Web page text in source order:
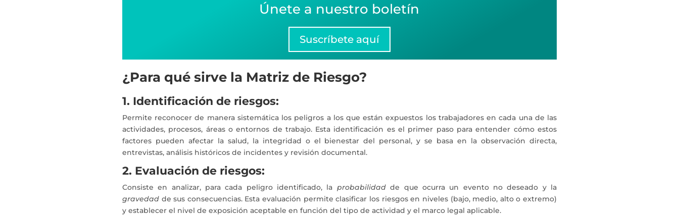
Únete a nuestro boletín
Suscríbete aquí
¿Para qué sirve la Matriz de Riesgo?
1. Identificación de riesgos:
Permite reconocer de manera sistemática los peligros a los que están expuestos los trabajadores en cada una de las
actividades, procesos, áreas o entornos de trabajo. Esta identificación es el primer paso para entender cómo estos
factores pueden afectar la salud, la integridad o el bienestar del personal, y se basa en la observación directa,
entrevistas, análisis históricos de incidentes y revisión documental.
2. Evaluación de riesgos:
Consiste en analizar, para cada peligro identificado, la probabilidadde que ocurra un evento no deseado y la
gravedadde sus consecuencias. Esta evaluación permite clasificar los riesgos en niveles (bajo, medio, alto o extremo)
y establecer el nivel de exposición aceptable en función del tipo de actividad y el marco legal aplicable.